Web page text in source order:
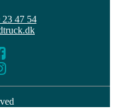
47 54